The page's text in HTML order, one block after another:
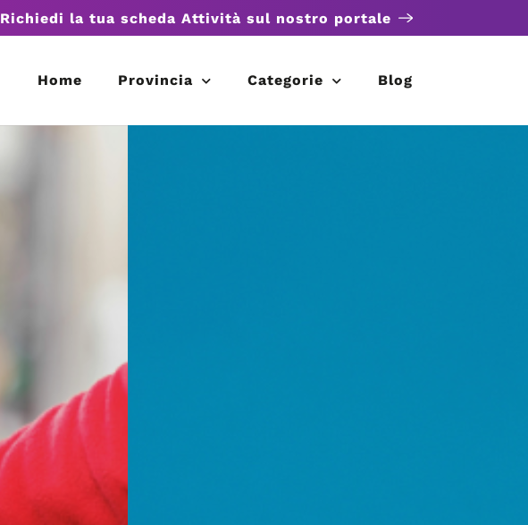
Richiedi la tua scheda Attività sul nostro portale
Home Provincia Categorie Blog